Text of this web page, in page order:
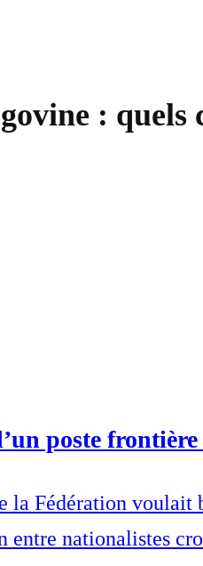
: quels
poste
Fédération voulait
nationalistes